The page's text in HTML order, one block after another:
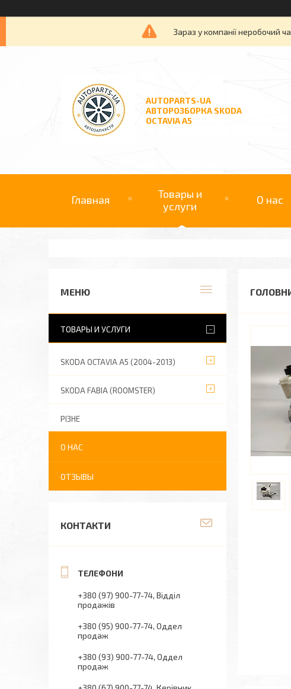
Зараз у компанії неробочий
AUTOPARTS-UA
АВТОРОЗБОРКА SKODA
OCTAVIA A5
Главная
Товары и
услуги
О нас
ТОВАРЫ И УСЛУГИ
SKODA OCTAVIA A5 (2004-2013)
SKODA FABIA (ROOMSTER)
РІЗНЕ
О НАС
ОТЗЫВЫ
КОНТАКТИ
+380 (97) 900-77-74 Відділ
продажів
+380 (95) 900-77-74 Оддел
продаж
+380 (93) 900-77-74 Оддел
продаж